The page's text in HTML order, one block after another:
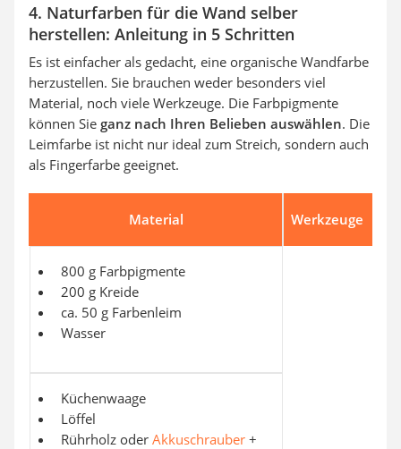
4. Naturfarben für die Wand selber
herstellen: Anleitung in 5 Schritten
Es ist einfacher als gedacht, eine organische Wandfarbe
herzustellen. Sie brauchen weder besonders viel
Material, noch viele Werkzeuge. Die Farbpigmente
können Sie ganz nach Ihren Belieben auswählen. Die
Leimfarbe ist nicht nur ideal zum Streich, sondern auch
als Fingerfarbe geeignet.
Material Werkzeuge
800 g Farbpigmente
200 g Kreide
ca. 50 g Farbenleim
Wasser
Küchenwaage
Löffel
Rührholz oder Akkuschrauber +